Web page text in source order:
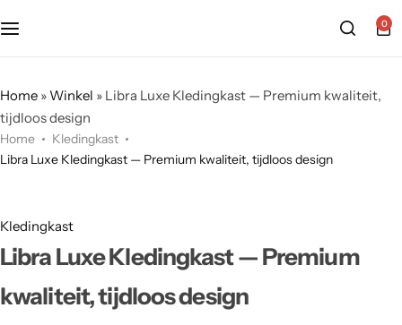
0
Home »Winkel » Libra Luxe Kledingkast — Premium kwaliteit,
tijdloos design
Home
Kledingkast
Libra Luxe Kledingkast — Premium kwaliteit, tijdloos design
Kledingkast
Libra Luxe Kledingkast — Premium
kwaliteit, tijdloos design